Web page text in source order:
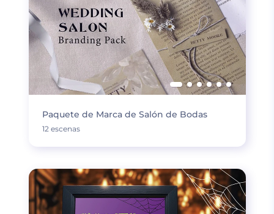
Paquete de Marca de Salón de Bodas
12 escenas